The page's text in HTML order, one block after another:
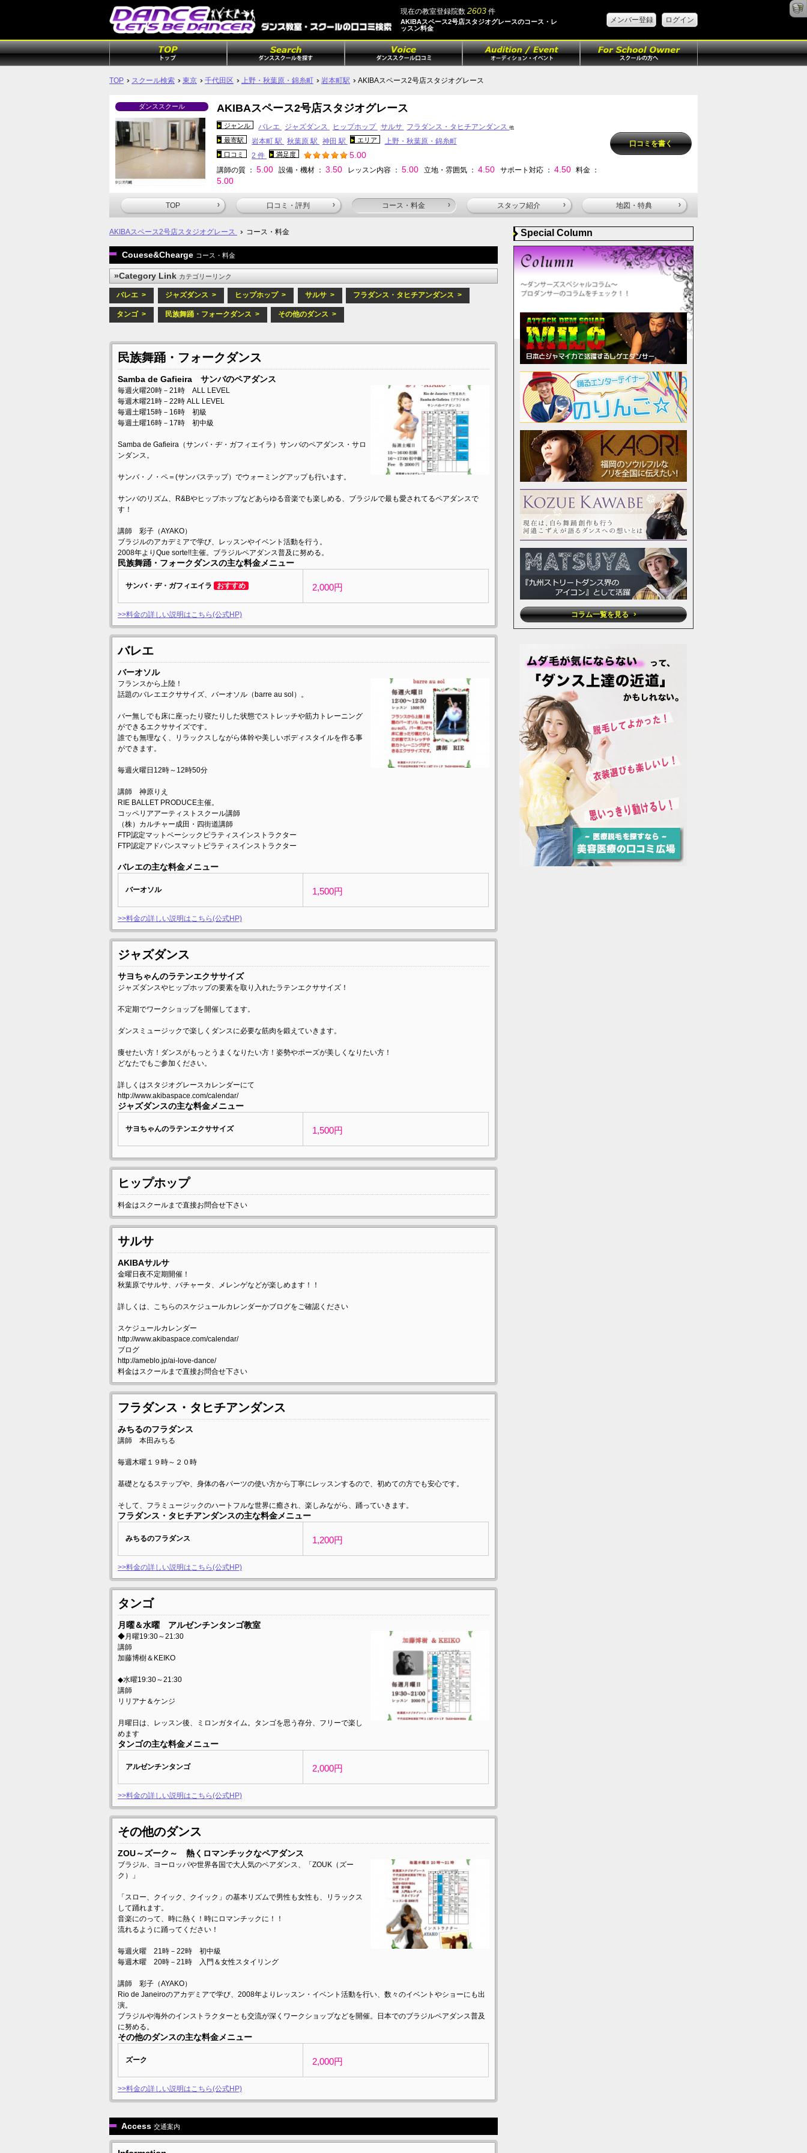
現在の教室登録院数 2603件
AKIBAスペース2号店スタジオグレースのコース・レ
ッスン料金
メンバー登録 ログイン
TOP スクール検索 東京 千代田区 上野・秋葉原・錦糸町 岩本町駅 AKIBAスペース2号店スタジオグレース
ダンススクール AKIBAスペース2号店スタジオグレース
ジャンル バレエ ジャズダンス ヒップホップ サルサ フラダンス・タヒチアンダンス他
最寄駅 岩本町 駅 秋葉原 駅 神田 駅 エリア 上野・秋葉原・錦糸町
口コミ 2 件 満足度 5.00
講師の質 ：5.00 設備・機材 ：3.50 レッスン内容 ： 5.00 立地・雰囲気 ： 4.50 サポート対応 ： 4.50 料金 ：
5.00
口コミを書く
TOP 口コミ・評判 コース・料金 スタッフ紹介 地図・特典
AKIBAスペース2号店スタジオグレース コース・料金
Couese&Chearge コース・料金
»Category Link カテゴリーリンク
バレエ > ジャズダンス > ヒップホップ > サルサ > フラダンス・タヒチアンダンス >
タンゴ > 民族舞踊・フォークダンス > その他のダンス >
民族舞踊・フォークダンス
Samba de Gafieira サンバのペアダンス
毎週火曜20時－21時 ALL LEVEL
毎週木曜21時－22時 ALL LEVEL
毎週土曜15時－16時 初級
毎週土曜16時－17時 初中級
Samba de Gafieira（サンバ・ヂ・ガフィエイラ）サンバのペアダンス・サロ
ンダンス。
サンバ・ノ・ペ＝(サンバステップ）でウォーミングアップも行います。
サンバのリズム、R&Bやヒップホップなどあらゆる音楽でも楽しめる、ブラジルで最も愛されてるペアダンスで
す！
講師 彩子（AYAKO）
ブラジルのアカデミアで学び、レッスンやイベント活動を行う。
2008年よりQue sorte!!主催。ブラジルペアダンス普及に努める。
民族舞踊・フォークダンスの主な料金メニュー
サンバ・ヂ・ガフィエイラ おすすめ 2,000円
>>料金の詳しい説明はこちら(公式HP)
バレエ
バーオソル
フランスから上陸！
話題のバレエエクササイズ、バーオソル（barre au sol）。
バー無しでも床に座ったり寝たりした状態でストレッチや筋力トレーニング
ができるエクササイズです。
誰でも無理なく、リラックスしながら体幹や美しいボディスタイルを作る事
ができます。
毎週火曜日12時～12時50分
講師 神原りえ
RIE BALLET PRODUCE主催。
コッペリアアーティストスクール講師
（株）カルチャー成田・四街道講師
FTP認定マットベーシックピラティスインストラクター
FTP認定アドバンスマットピラティスインストラクター
バレエの主な料金メニュー
バーオソル 1,500円
>>料金の詳しい説明はこちら(公式HP)
ジャズダンス
サヨちゃんのラテンエクササイズ
ジャズダンスやヒップホップの要素を取り入れたラテンエクササイズ！
不定期でワークショップを開催してます。
ダンスミュージックで楽しくダンスに必要な筋肉を鍛えていきます。
痩せたい方！ダンスがもっとうまくなりたい方！姿勢やポーズが美しくなりたい方！
どなたでもご参加ください。
詳しくはスタジオグレースカレンダーにて
http://www.akibaspace.com/calendar/
ジャズダンスの主な料金メニュー
サヨちゃんのラテンエクササイズ 1,500円
ヒップホップ
料金はスクールまで直接お問合せ下さい
サルサ
AKIBAサルサ
金曜日夜不定期開催！
秋葉原でサルサ、バチャータ、メレンゲなどが楽しめます！！
詳しくは、こちらのスケジュールカレンダーかブログをご確認ください
スケジュールカレンダー
http://www.akibaspace.com/calendar/
ブログ
http://ameblo.jp/ai-love-dance/
料金はスクールまで直接お問合せ下さい
フラダンス・タヒチアンダンス
みちるのフラダンス
講師 本田みちる
毎週木曜１９時～２０時
基礎となるステップや、身体の各パーツの使い方から丁寧にレッスンするので、初めての方でも安心です。
そして、フラミュージックのハートフルな世界に癒され、楽しみながら、踊っていきます。
フラダンス・タヒチアンダンスの主な料金メニュー
みちるのフラダンス 1,200円
>>料金の詳しい説明はこちら(公式HP)
タンゴ
月曜＆水曜 アルゼンチンタンゴ教室
◆月曜19:30～21:30
講師
加藤博樹＆KEIKO
◆水曜19:30～21:30
講師
リリアナ＆ケンジ
月曜日は、レッスン後、ミロンガタイム。タンゴを思う存分、フリーで楽し
めます
タンゴの主な料金メニュー
アルゼンチンタンゴ 2,000円
>>料金の詳しい説明はこちら(公式HP)
その他のダンス
ZOU～ズーク～ 熱くロマンチックなペアダンス
ブラジル、ヨーロッパや世界各国で大人気のペアダンス、「ZOUK（ズー
ク）」
「スロー、クイック、クイック」の基本リズムで男性も女性も、リラックス
して踊れます。
音楽にのって、時に熱く！時にロマンチックに！！
流れるように踊ってください！
毎週火曜 21時－22時 初中級
毎週木曜 20時－21時 入門＆女性スタイリング
講師 彩子（AYAKO）
Rio de Janeiroのアカデミアで学び、2008年よりレッスン・イベント活動を行い、数々のイベントやショーにも出
演。
ブラジルや海外のインストラクターとも交流が深くワークショップなどを開催。日本でのブラジルペアダンス普及
に努める。
その他のダンスの主な料金メニュー
ズーク 2,000円
>>料金の詳しい説明はこちら(公式HP)
Access 交通案内
Special Column
コラム一覧を見る